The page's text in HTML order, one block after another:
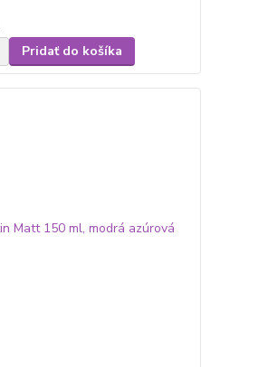
Pridať do košíka